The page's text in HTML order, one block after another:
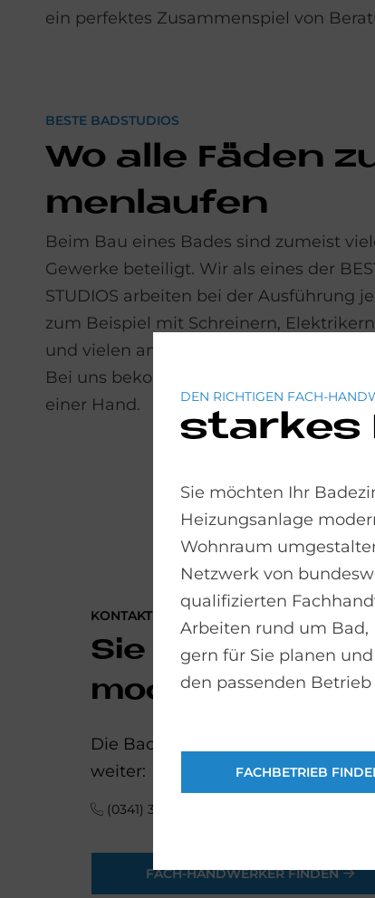
ein perfektes Zusammenspiel von
BESTE BADSTUDIOS
Wo alle Fä­den
men­lau­fen
Beim Bau eines Bades sind zumeist
Ge­werke beteiligt. Wir als eines der
STUDIOS arbeiten bei der Aus­führung
zum Beispiel mit Schreinern,
und vielen anderen
Bei uns bekommen Sie also garantiert
einer Hand.
KONTAKTIEREN SIE UNS
Sie möchten
modernisieren?
Die Bad-Experten der bad &
weiter:
(0341) 30 85 45 65
FACH-HANDWERKER FINDEN
DEN RICHTIGEN FACH-
starkes
Sie möchten Ihr
Heizungsanlage
Wohnraum
Netzwerk von
qualifizierten
Arbeiten rund um Bad,
gern für Sie planen
den passenden
FACHBETRIEB